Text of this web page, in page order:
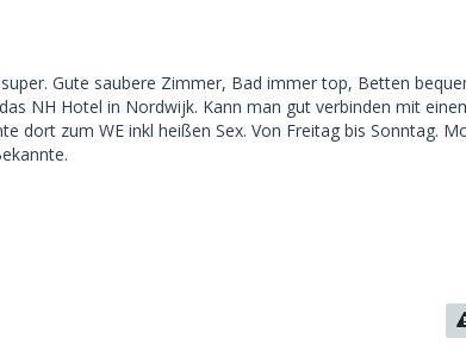
Gute saubere Zimmer, Bad immer top, Betten
NH Hotel in Nordwijk. Kann man gut verbinden mit
dort zum WE inkl heißen Sex. Von Freitag bis Sonntag.